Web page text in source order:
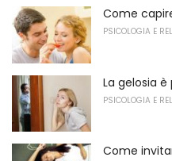
Come
PSICOLOGIA E
La gelosia è
PSICOLOGIA E
Come